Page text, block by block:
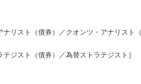
リスト（債券）／クオンツ・アナリスト
ジスト（債券）／為替ストラテジスト］